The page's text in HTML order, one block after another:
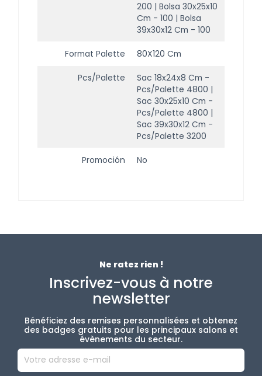
200 | Bolsa 30x25x10
Cm - 100 | Bolsa
39x30x12 Cm - 100
Format Palette 80X120 Cm
Pcs/palette
Sac 18x24x8 Cm -
Pcs/Palette 4800 |
Sac 30x25x10 Cm -
Pcs/Palette 4800 |
Sac 39x30x12 Cm -
Pcs/Palette 3200
Promoción No
Ne ratez rien !
Inscrivez-vous à notre
newsletter
Bénéficiez des remises personnalisées et obtenez
des badges gratuits pour les principaux salons et
évènements du secteur.